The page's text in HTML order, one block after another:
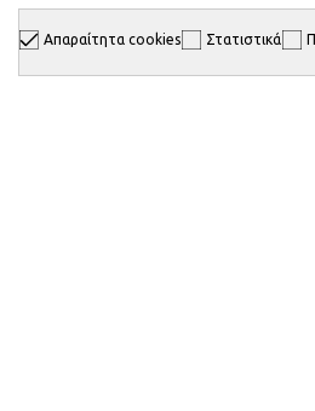
Επίσημος Έμπορος
Απαραίτητα cookies Στατιστικά